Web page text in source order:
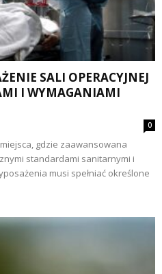
SALI OPERACYJNEJ
I WYMAGANIAMI
0
gdzie zaawansowana
standardami sanitarnymi i
musi spełniać określone